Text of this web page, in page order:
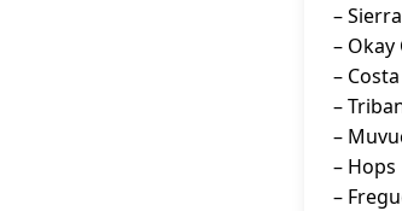
– Sierra
– Okay
–
–
–
– Hops
–